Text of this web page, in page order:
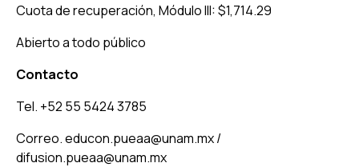
Cuota de recuperación, Módulo III: $1,714.29
Abierto a todo público
Contacto
Tel. +52 55 5424 3785
Correo. educon.pueaa@unam.mx /
difusion.pueaa@unam.mx